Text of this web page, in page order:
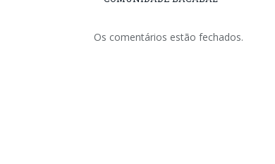
Os comentários estão fechados.